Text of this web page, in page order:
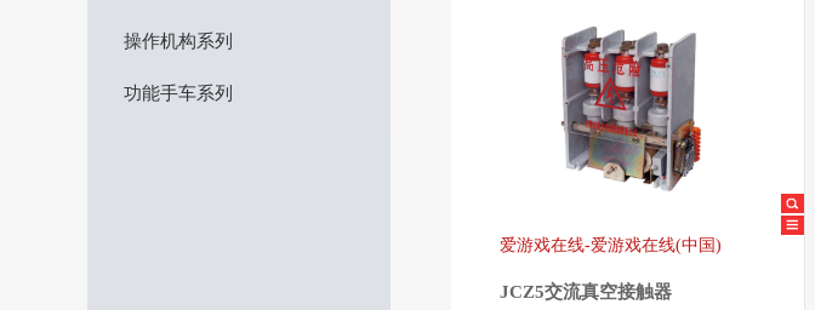
操作机构系列
功能手车系列
爱游戏在线-爱游戏在线(中国)
JCZ5交流真空接触器